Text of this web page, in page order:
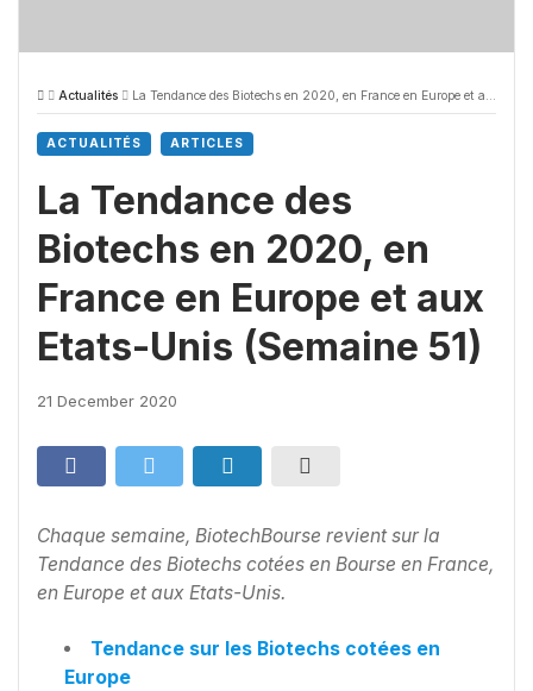
Actualités La Tendance des Biotechs en 2020, en France en Europe et aux Etats-Unis (Semaine 51)
ACTUALITÉS ARTICLES
La Tendance des
Biotechs en 2020, en
France en Europe et aux
Etats-Unis (Semaine 51)
21 December 2020
Chaque semaine, BiotechBourse revient sur la
Tendance des Biotechs cotées en Bourse en France,
en Europe et aux Etats-Unis.
Tendance sur les Biotechs cotées en
Europe